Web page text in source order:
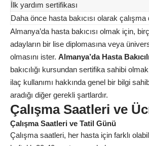
İlk yardım sertifikası
Daha önce hasta bakıcısı olarak
Almanya’da hasta bakıcısı olmak için,
adayların bir lise diplomasına veya
olmasını ister. Almanya’da Hasta
bakıcılığı kursundan sertifika sahibi
ilaç kullanımı hakkında genel bir bilgi
aradığı diğer gerekli şartlardır.
Çalışma Saatleri ve
Çalışma Saatleri ve Tatil Günü
Çalışma saatleri, her hasta için farklı